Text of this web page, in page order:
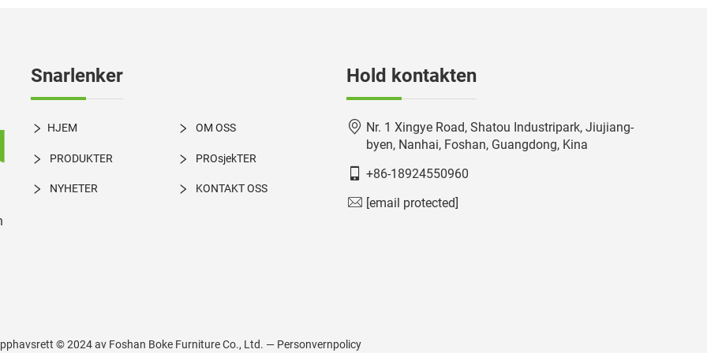
Snarlenker
HJEM OM OSS
PRODUKTER PROsjekTER
NYHETER KONTAKT OSS
Hold kontakten
Nr. 1 Xingye Road, Shatou Industripark, Jiujiang-
byen, Nanhai, Foshan, Guangdong, Kina
+86-18924550960
[email protected]
© 2024 av Foshan Boke Furniture Co., Ltd. — Personvernpolicy